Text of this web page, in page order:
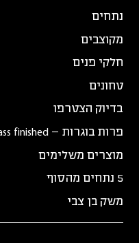
נתחים
מקוצבים
חלקי פנים
טחונים
בדיוק הצטרפו
פרות בוגרות – Grass finished
מוצרים משלימים
5 נתחים מהסוף
משק בן צבי